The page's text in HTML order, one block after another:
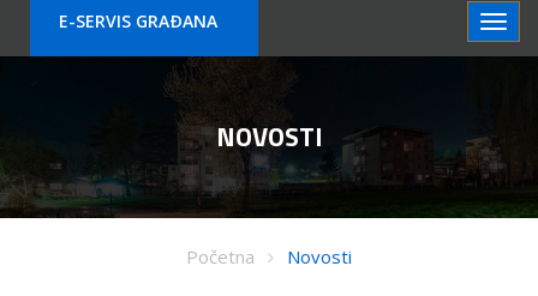
E-SERVIS GRAÐANA
NOVOSTI
Početna Novosti